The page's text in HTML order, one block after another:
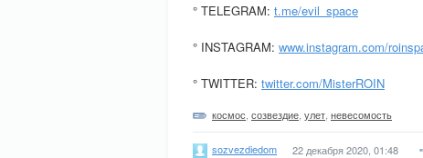
° TELEGRAM: t.me/evil_space
° INSTAGRAM: www.instagram.com/
° TWITTER: twitter.com/MisterROIN
космос созвездие улет невесомость
sozvezdiedom 22 декабря 2020, 01:48